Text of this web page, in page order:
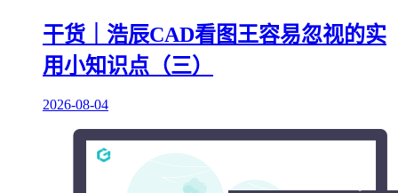
干货｜浩辰CAD看图王容易忽视的实
用小知识点（三）
2026-08-04